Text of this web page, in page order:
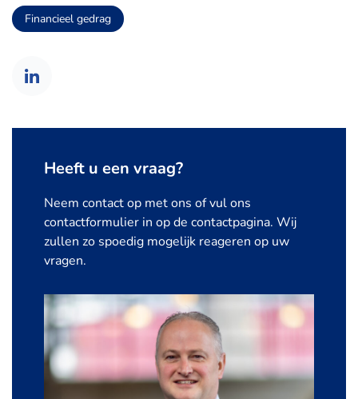
Financieel gedrag
Heeft u een vraag?
Neem contact op met ons of vul ons
contactformulier in op de contactpagina. Wij
zullen zo spoedig mogelijk reageren op uw
vragen.